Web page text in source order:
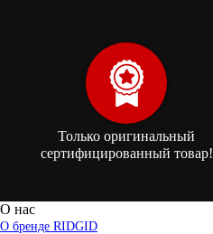
Только оригинальный
сертифицированный товар!
О нас
О бренде RIDGID